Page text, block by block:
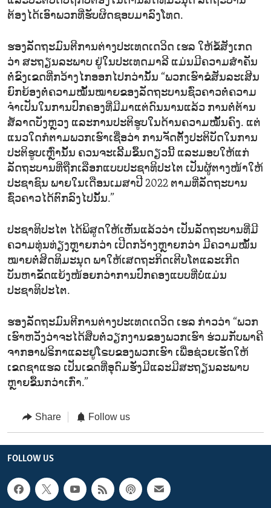
ຕ້ອງໄດ້ເອົາພວກທີ່ຮັບຜິດຊອບມາລົງໂທດ.
ຮອງລັດຖະມົນຕີການຕ່າງປະເທດເດວິດ ເຮລ ໃຫ້ຂໍ້ສັງເກດ
ວ່າ ສະຖຽນລະພາບ ຢູ່ໃນປະເທດມາລີ ແມ່ນມີຄວາມສຳຄັນ
ຕໍ່ຂົງເຂດທີ່ກວ້າງໄກອອກໄປກວ່ານັ້ນ “ພວກເຮົາຂໍສັນລະເສີນ
ຍົກຍ້ອງຕໍ່ຄວາມໝັ້ນໝາຍຂອງລັດຖະບານຊົ່ວຄາວຕໍ່ຄວາມ
ຈຳເປັນໃນການປົກຄອງທີ່ມີມາແຕ່ດົນນານແລ້ວ ການຕໍ່ຕ້ານ
ສໍ້ລາດບັງຫຼວງ ແລະການປະຕິຮູບໃນດ້ານຄວາມໝັ້ນຄົງ. ແຕ່
ແນວໃດກໍຕາມພວກເຮົາເຊື່ອວ່າ ການຈັດຕັ້ງປະຕິບັດໃນການ
ປະຕິຮູບເຫຼົ່ານັ້ນ ຄວນຈະເລີ້ມຂຶ້ນດຽວນີ້ ແລະມອບໃຫ້ແກ່
ລັດຖະບານທີ່ຖືກເລືອກແບບປະຊາທິປະໄຕ ເປັນຜູ້ຕາງໜ້າໃຫ້
ປະຊາຊົນ ພາຍໃນເດືອນເມສາປີ 2022 ຕາມທີ່ລັດຖະບານ
ຊົ່ວຄາວໄດ້ຕົກລົງໄປນັ້ນ.”
ປະຊາທິປະໄຕ ໄດ້ພິສູດໃຫ້ເຫັນແລ້ວວ່າ ເປັນລັດຖະບານທີ່ມີ
ຄວາມທຸ່ນທ່ຽງຫຼາຍກວ່າ ເປີດກວ້າງຫຼາຍກວ່າ ມີຄວາມໝັ້ນ
ໝາຍຕໍ່ສິດທິມະນຸດ ພາໃຫ້ເສດຖະກິດເຕີບໂຕແລະເກີດ
ບັນຫາຂັດແຍ້ງໜ້ອຍກວ່າການປົກຄອງແບບທີ່ບໍ່ແມ່ນ
ປະຊາທິປະໄຕ.
ຮອງລັດຖະມົນຕີການຕ່າງປະເທດເດວິດ ເຮລ ກ່າວວ່າ “ພວກ
ເຮົາຫວັງວ່າຈະໄດ້ສືບຕໍ່ວຽກງານຂອງພວກເຮົາ ຮ່ວມກັບພາຄີ
ຈາກອາຟຣິກາແລະຢູໂຣບຂອງພວກເຮົາ ເພື່ອຊ່ວຍເຮັດໃຫ້
ເຂດຊາແຮລ ເປັນເຂດທີ່ອຸດົມຮັ່ງມີແລະມີສະຖຽນລະພາບ
ຫຼາຍຂຶ້ນກວ່າເກົ່າ.”
Share Follow us
FOLLOW US